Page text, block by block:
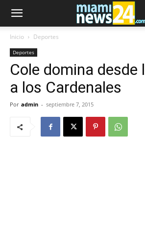
Inicio Deportes
Deportes
Cole domina desde
a los Cardenales
Por admin - septiembre 7, 2015